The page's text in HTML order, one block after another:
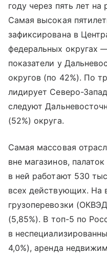
году через пять лет
Самая высокая
зафиксирована в
федеральных округах
показатели у
округов (по 42%). По
лидирует Северо-
следуют
(52%) округа.
Самая массовая
вне магазинов,
в ней работают 530
всех действующих.
грузоперевозки
(5,85%). В топ-5 по
в
4,0%), аренда